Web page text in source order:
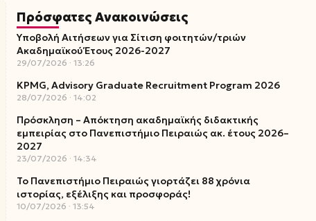
Πρόσφατες Ανακοινώσεις
Υποβολή Αιτήσεων για Σίτιση φοιτητών/τριών
Ακαδημαϊκού Έτους 2026-2027
29/07/2026 13:26
KPMG, Advisory Graduate Recruitment Program 2026
28/07/2026 14:02
Πρόσκληση – Απόκτηση ακαδημαϊκής διδακτικής
εμπειρίας στο Πανεπιστήμιο Πειραιώς ακ. έτους 2026–
2027
23/07/2026 14:34
Το Πανεπιστήμιο Πειραιώς γιορτάζει 88 χρόνια
ιστορίας, εξέλιξης και προσφοράς!
10/07/2026 13:54